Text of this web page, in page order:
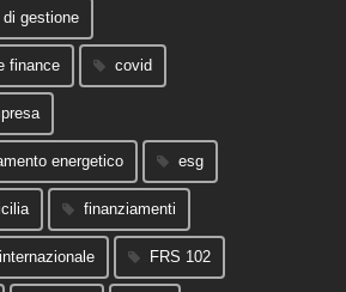
gestione
finance covid
energetico esg
finanziamenti
FRS 102